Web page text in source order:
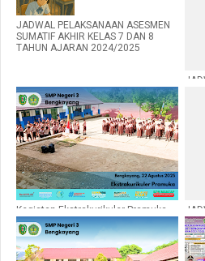
JADWAL PELAKSANAAN ASESMEN
SUMATIF AKHIR KELAS 7 DAN 8
TAHUN AJARAN 2024/2025
Kegiatan Ekstrakurikuler Pramuka
dan Karate di SMP Negeri 3
Bengkayang